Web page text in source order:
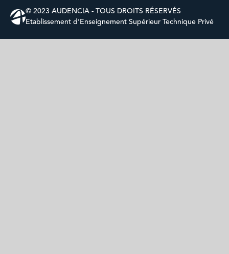
© 2023 AUDENCIA - TOUS DROITS RÉSERVÉS
Etablissement d’Enseignement Supérieur Technique Privé